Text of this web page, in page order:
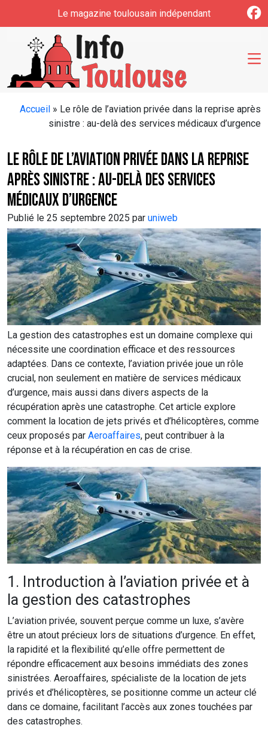
Le magazine toulousain indépendant
Accueil » Le rôle de l’aviation privée dans la reprise après
sinistre : au-delà des services médicaux d’urgence
Le rôle de l’aviation privée dans la reprise
après sinistre : au-delà des services
médicaux d’urgence
Publié le 25 septembre 2025 par uniweb
La gestion des catastrophes est un domaine complexe qui
nécessite une coordination efficace et des ressources
adaptées. Dans ce contexte, l’aviation privée joue un rôle
crucial, non seulement en matière de services médicaux
d’urgence, mais aussi dans divers aspects de la
récupération après une catastrophe. Cet article explore
comment la location de jets privés et d’hélicoptères, comme
ceux proposés par Aeroaffaires, peut contribuer à la
réponse et à la récupération en cas de crise.
1. Introduction à l’aviation privée et à
la gestion des catastrophes
L’aviation privée, souvent perçue comme un luxe, s’avère
être un atout précieux lors de situations d’urgence. En effet,
la rapidité et la flexibilité qu’elle offre permettent de
répondre efficacement aux besoins immédiats des zones
sinistrées. Aeroaffaires, spécialiste de la location de jets
privés et d’hélicoptères, se positionne comme un acteur clé
dans ce domaine, facilitant l’accès aux zones touchées par
des catastrophes.